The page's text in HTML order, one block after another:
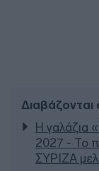
Διαβάζονται
Η γαλάζια
2027 - Το
ΣΥΡΙΖΑ